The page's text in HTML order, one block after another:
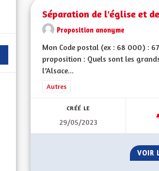
Séparation de l'église et
Proposition anonyme
Mon Code postal (ex : 68 000) :
proposition : Quels sont les
l’Alsace...
Filtrer les résultats de la catégorie :
Autres
CRÉÉ LE
29/05/2023
VOIR